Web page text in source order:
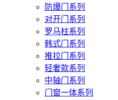
防爆门系列
对开门系列
罗马柱系列
韩式门系列
推拉门系列
轻奢款系列
中轴门系列
门窗一体系列